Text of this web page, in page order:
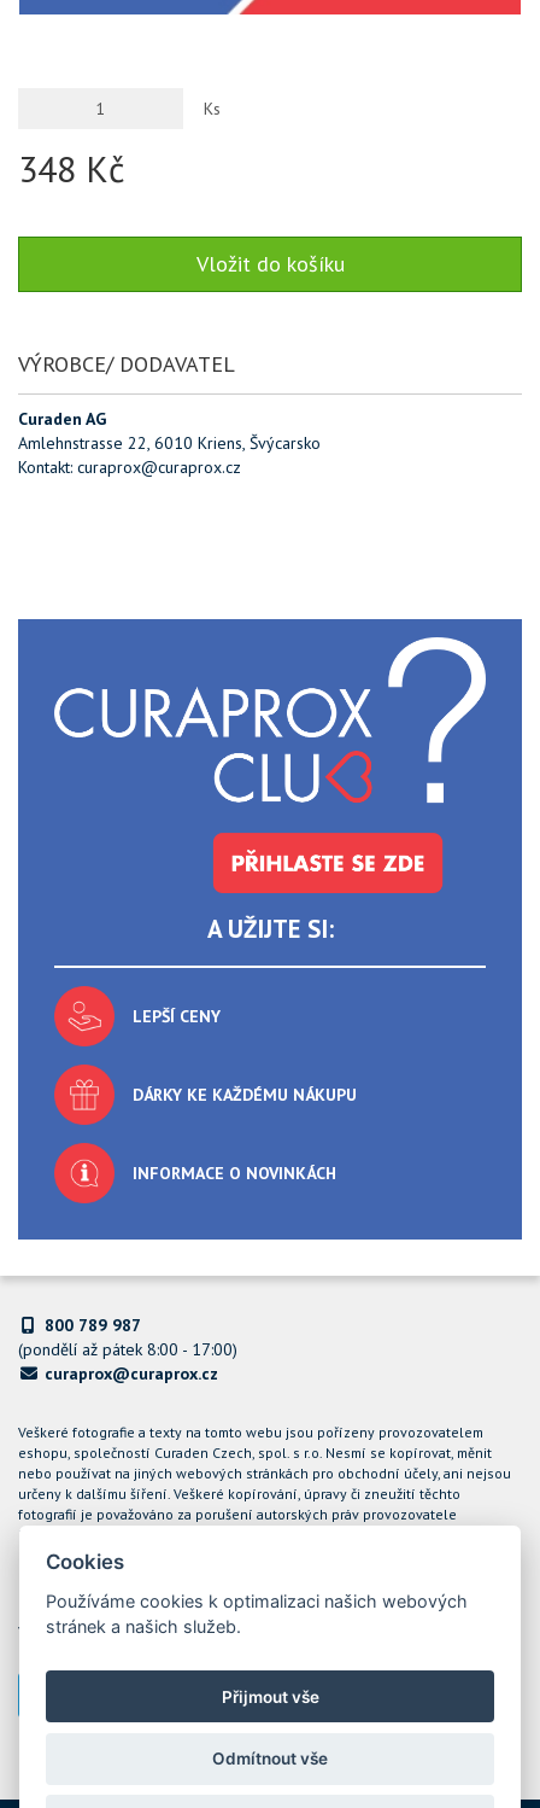
Ks
348 Kč
VÝROBCE/ DODAVATEL
Curaden AG
Amlehnstrasse 22, 6010 Kriens, Švýcarsko
Kontakt: curaprox@curaprox.cz
A UŽIJTE SI:
LEPŠÍ CENY
DÁRKY KE KAŽDÉMU NÁKUPU
INFORMACE O NOVINKÁCH
800 789 987
(pondělí až pátek 8:00 - 17:00)
curaprox@curaprox.cz
Veškeré fotografie a texty na tomto webu jsou pořízeny provozovatelem
eshopu, společností Curaden Czech, spol. s r.o. Nesmí se kopírovat, měnit
nebo používat na jiných webových stránkách pro obchodní účely, ani nejsou
určeny k dalšímu šíření. Veškeré kopírování, úpravy či zneužití těchto
fotografií je považováno za porušení autorských práv provozovatele
internetového obchodu CURAPROX a společnost Curaden Czech, spol. s r.o.
bude takové případy řešit soudní cestou.
účtenku. Zároveň je povinen zaevidovat přijatou tržbu u správce daně online;
v případě technického výpadku pak nejpozději do 48 hodin. Tržby jsou
Cookies
Používáme cookies k optimalizaci našich webových
stránek a našich služeb.
Přijmout vše
Odmítnout vše